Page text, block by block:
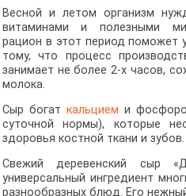
Весной и летом организм
витаминами и полезными
рацион в этот период поможет
тому, что процесс
занимает не более 2-х часов,
молока.
Сыр богат кальцием и
суточной нормы), которые
здоровья костной ткани и зубов.
Свежий деревенский сыр
универсальный ингредиент
разнообразных блюд. Его